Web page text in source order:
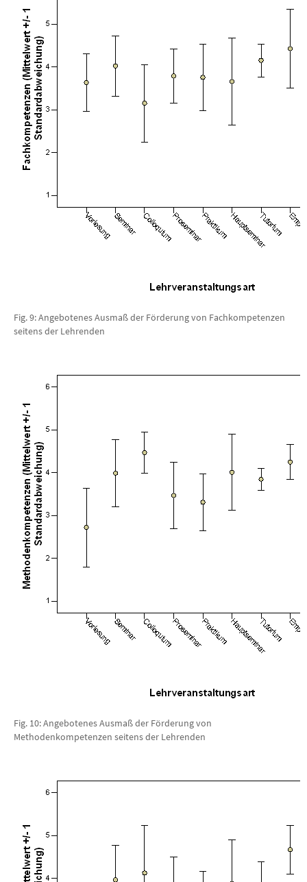
Fig. 9: Angebotenes Ausmaß der Förderung von Fachkompetenzen
seitens der Lehrenden
Fig. 10: Angebotenes Ausmaß der Förderung von
Methodenkompetenzen seitens der Lehrenden